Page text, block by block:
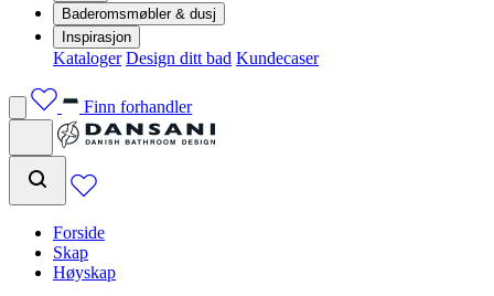
Baderomsmøbler & dusj
Inspirasjon
Kataloger Design ditt bad Kundecaser
Finn forhandler
Forside
Skap
Høyskap